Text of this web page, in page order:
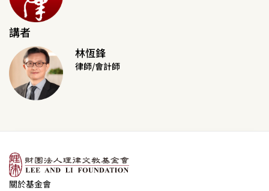
講者
林恆鋒
律師/會計師
關於基金會